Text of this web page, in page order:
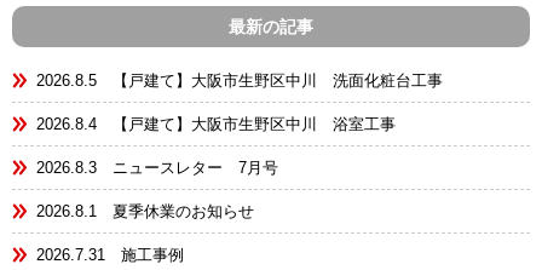
最新の記事
2026.8.5 【戸建て】大阪市生野区中川 洗面化粧台工事
2026.8.4 【戸建て】大阪市生野区中川 浴室工事
2026.8.3 ニュースレター 7月号
2026.8.1 夏季休業のお知らせ
2026.7.31 施工事例